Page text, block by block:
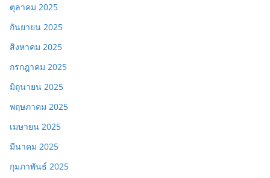
ตุลาคม 2025
กันยายน 2025
สิงหาคม 2025
กรกฎาคม 2025
มิถุนายน 2025
พฤษภาคม 2025
เมษายน 2025
มีนาคม 2025
กุมภาพันธ์ 2025